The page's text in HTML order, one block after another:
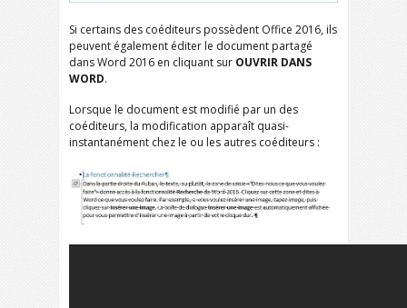
Si certains des coéditeurs possèdent Office 2016, ils
peuvent également éditer le document partagé
dans Word 2016 en cliquant sur OUVRIR DANS
WORD.
Lorsque le document est modifié par un des
coéditeurs, la modification apparaît quasi-
instantanément chez le ou les autres coéditeurs :